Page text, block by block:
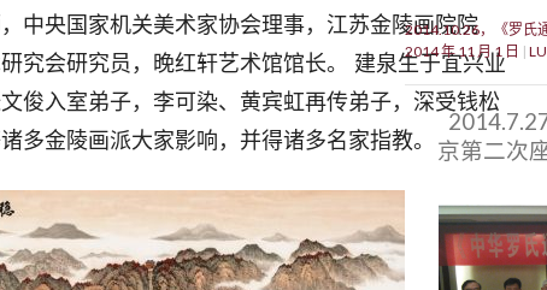
中央国家机关美术家协会理事，江苏金陵画院院
究会研究员，晚红轩艺术馆馆长。 建泉生于宜兴业
俊入室弟子，李可染、黄宾虹再传弟子，深受钱松
多金陵画派大家影响，并得诸多名家指教。
2014.10.26，《罗氏
2014 年 11 月 1 日
京第二次